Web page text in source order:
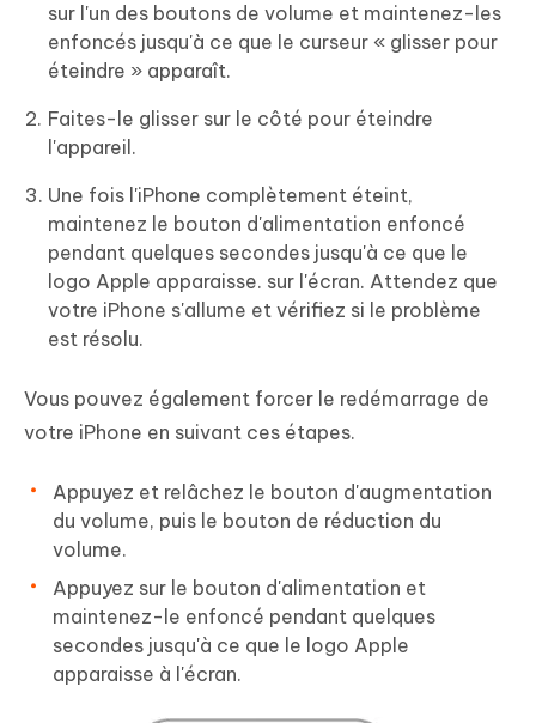
sur l'un des boutons de volume et maintenez-les
enfoncés jusqu'à ce que le curseur « glisser pour
éteindre » apparaît.
Faites-le glisser sur le côté pour éteindre
l'appareil.
Une fois l'iPhone complètement éteint,
maintenez le bouton d'alimentation enfoncé
pendant quelques secondes jusqu'à ce que le
logo Apple apparaisse. sur l'écran. Attendez que
votre iPhone s'allume et vérifiez si le problème
est résolu.
Vous pouvez également forcer le redémarrage de
votre iPhone en suivant ces étapes.
Appuyez et relâchez le bouton d'augmentation
du volume, puis le bouton de réduction du
volume.
Appuyez sur le bouton d'alimentation et
maintenez-le enfoncé pendant quelques
secondes jusqu'à ce que le logo Apple
apparaisse à l'écran.